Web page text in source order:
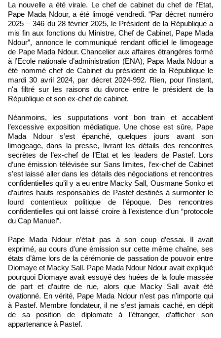
La nouvelle a été virale. Le chef de cabinet du chef de l’Etat,
Pape Mada Ndour, a été limogé vendredi. “Par décret numéro
2025 – 346 du 28 février 2025, le Président de la République a
mis fin aux fonctions du Ministre, Chef de Cabinet, Pape Mada
Ndour”, annonce le communiqué rendant officiel le limogeage
de Pape Mada Ndour. Chancelier aux affaires étrangères formé
à l’Ecole nationale d’administration (ENA), Papa Mada Ndour a
été nommé chef de Cabinet du président de la République le
mardi 30 avril 2024, par décret 2024-992. Rien, pour l'instant,
n'a filtré sur les raisons du divorce entre le président de la
République et son ex-chef de cabinet.
Néanmoins, les supputations vont bon train et accablent
l’excessive exposition médiatique. Une chose est sûre, Pape
Mada Ndour s’est épanché, quelques jours avant son
limogeage, dans la presse, livrant les détails des rencontres
secrètes de l’ex-chef de l’Etat et les leaders de Pastef. Lors
d’une émission télévisée sur Sans limites, l’ex-chef de Cabinet
s’est laissé aller dans les détails des négociations et rencontres
confidentielles qu’il y a eu entre Macky Sall, Ousmane Sonko et
d’autres hauts responsables de Pastef destinés à surmonter le
lourd contentieux politique de l’époque. Des rencontres
confidentielles qui ont laissé croire à l’existence d’un “protocole
du Cap Manuel”.
Pape Mada Ndour n’était pas à son coup d’essai. Il avait
exprimé, au cours d’une émission sur cette même chaîne, ses
états d’âme lors de la cérémonie de passation de pouvoir entre
Diomaye et Macky Sall. Pape Mada Ndour Ndour avait expliqué
pourquoi Diomaye avait essuyé des huées de la foule massée
de part et d’autre de rue, alors que Macky Sall avait été
ovationné. En vérité, Pape Mada Ndour n’est pas n’importe qui
à Pastef. Membre fondateur, il ne s’est jamais caché, en dépit
de sa position de diplomate à l’étranger, d’afficher son
appartenance à Pastef.